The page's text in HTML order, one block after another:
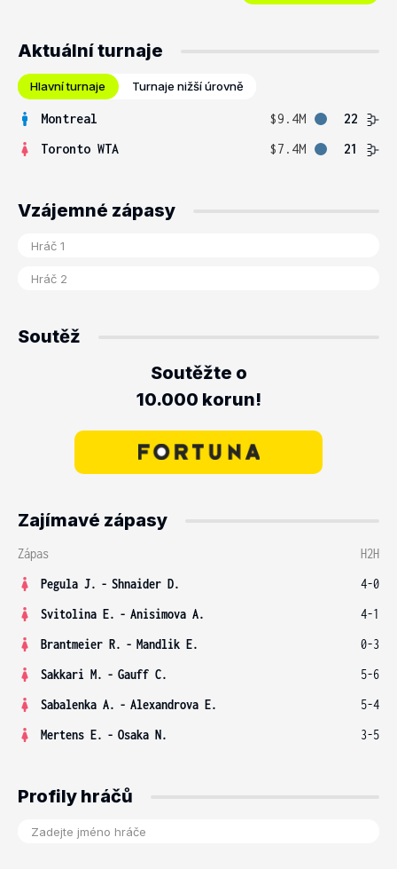
Aktuální turnaje
Hlavní turnaje Turnaje nižší úrovně
Montreal $9.4M
22
Toronto WTA
$7.4M 21
Vzájemné zápasy
Soutěž
Soutěžte o
10.000 korun!
Zajímavé zápasy
Zápas
H2H
Pegula J. - Shnaider D.
4-0
Svitolina E. - Anisimova A.
4-1
Brantmeier R. - Mandlik E.
0-3
Sakkari M. - Gauff C.
5-6
Sabalenka A. - Alexandrova E.
5-4
Mertens E. - Osaka N. 3-5
Profily hráčů